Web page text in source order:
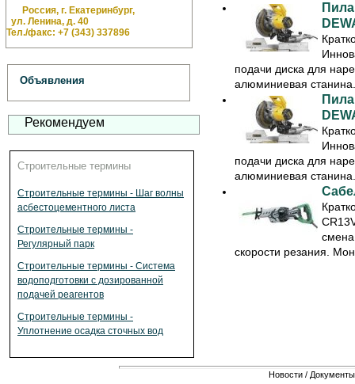
Россия, г. Екатеринбург,
ул. Ленина, д. 40
Тел./факс: +7 (343) 337896
Объявления
Рекомендуем
Строительные термины
Строительные термины - Шаг волны
асбестоцементного листа
Строительные термины -
Регулярный парк
Строительные термины - Система
водоподготовки с дозированной
подачей реагентов
Строительные термины -
Уплотнение осадка сточных вод
подачи диска для
алюминиевая
подачи диска для
алюминиевая
смена
скорости резания.
Новости / Документы